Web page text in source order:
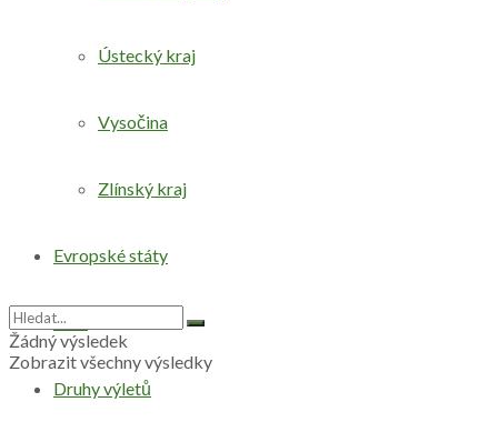
Ústecký kraj
Vysočina
Zlínský kraj
Evropské státy
Svět
Druhy výletů
Žádný výsledek
Zobrazit všechny výsledky